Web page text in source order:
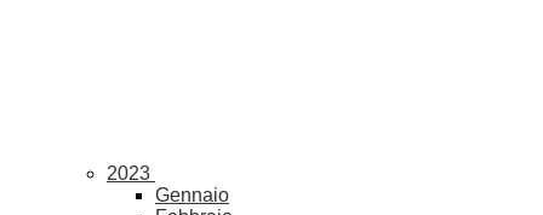
2023
Gennaio